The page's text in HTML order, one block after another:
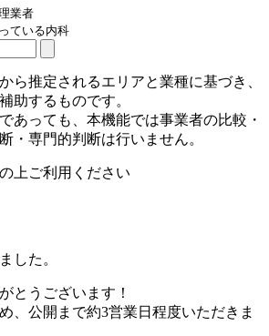
業者
ている内科
ら推定されるエリアと業種に基づき、
助するものです。
あっても、本機能では事業者の比較・
・専門的判断は行いません。
上ご利用ください
した。
とうございます！
、公開まで約3営業日程度いただきま